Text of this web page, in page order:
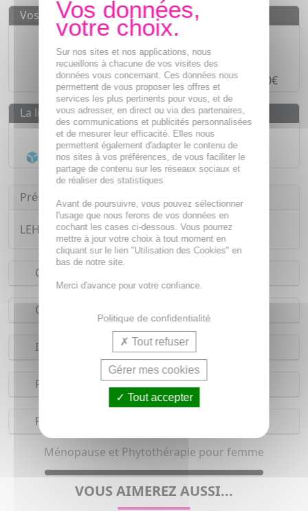
Vos avantages
Des prixIMBATTABLES
Paiement en ligneSÉCURISÉ
Paiement en4 fois sans fraisà partir de 30€
La livraison
Livraison gratuite dès55€
Acheminement Chronoposten 24h*
Présentation
LEHNING Méno Nature x60 comprimés
Conseils d'utilisation
Composition
Indications
Réserves
Précautions
Ménopause et Phytothérapie pour femme
VOUS AIMEREZ AUSSI...
Sur nos sites et nos applications, nous
recueillons à chacune de vos visites des
données vous concernant. Ces données nous
permettent de vous proposer les offres et
services les plus pertinents pour vous, et de
vous adresser, en direct ou via des partenaires,
des communications et publicités personnalisées
et de mesurer leur efficacité. Elles nous
permettent également d'adapter le contenu de
nos sites à vos préférences, de vous faciliter le
partage de contenu sur les réseaux sociaux et
de réaliser des statistiques
Avant de poursuivre, vous pouvez sélectionner
l'usage que nous ferons de vos données en
cochant les cases ci-dessous. Vous pourrez
mettre à jour votre choix à tout moment en
cliquant sur le lien "Utilisation des Cookies" en
bas de notre site.
Merci d'avance pour votre confiance.
Politique de confidentialité
Tout refuser
Gérer mes cookies
Tout accepter